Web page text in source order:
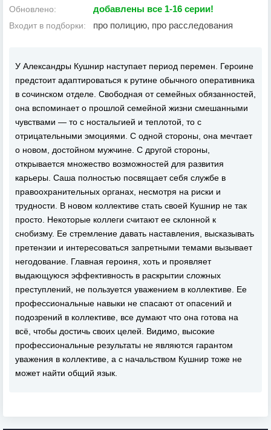
Обновлено: добавлены все 1-16 серии!
Входит в подборки: про полицию, про расследования
У Александры Кушнир наступает период перемен. Героине
предстоит адаптироваться к рутине обычного оперативника
в сочинском отделе. Свободная от семейных обязанностей,
она вспоминает о прошлой семейной жизни смешанными
чувствами — то с ностальгией и теплотой, то с
отрицательными эмоциями. С одной стороны, она мечтает
о новом, достойном мужчине. С другой стороны,
открывается множество возможностей для развития
карьеры. Саша полностью посвящает себя службе в
правоохранительных органах, несмотря на риски и
трудности. В новом коллективе стать своей Кушнир не так
просто. Некоторые коллеги считают ее склонной к
снобизму. Ее стремление давать наставления, высказывать
претензии и интересоваться запретными темами вызывает
негодование. Главная героиня, хоть и проявляет
выдающуюся эффективность в раскрытии сложных
преступлений, не пользуется уважением в коллективе. Ее
профессиональные навыки не спасают от опасений и
подозрений в коллективе, все думают что она готова на
всё, чтобы достичь своих целей. Видимо, высокие
профессиональные результаты не являются гарантом
уважения в коллективе, а с начальством Кушнир тоже не
может найти общий язык.